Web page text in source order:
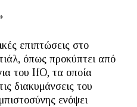
επιπτώσεις στο
όπως προκύπτει από
του IfO, τα οποία
διακυμάνσεις του
ενόψει